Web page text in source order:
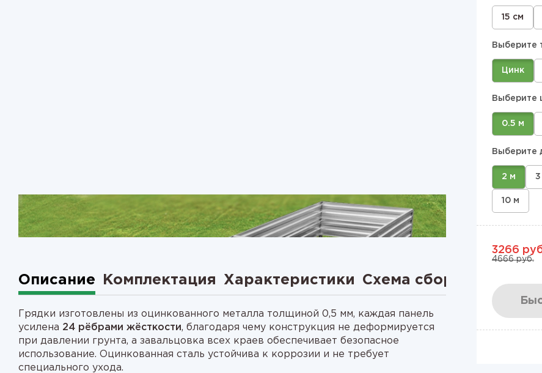
Описание Комплектация Характеристики Схема сборки
Грядки изготовлены из оцинкованного металла толщиной 0,5 мм, каждая панель
усилена 24 рёбрами жёсткости, благодаря чему конструкция не деформируется
при давлении грунта, а завальцовка всех краев обеспечивает безопасное
использование. Оцинкованная сталь устойчива к коррозии и не требует
специального ухода.
15 см
Выберите
Цинк
Выберите
0.5 м
Выберите
2 м 3
10 м
3266
4666 руб.